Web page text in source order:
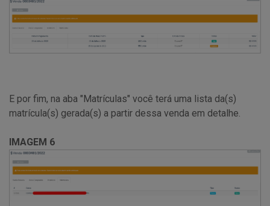
E por fim, na aba "Matrículas" você terá uma lista da(s)
matrícula(s) gerada(s) a partir dessa venda em detalhe.
IMAGEM 6